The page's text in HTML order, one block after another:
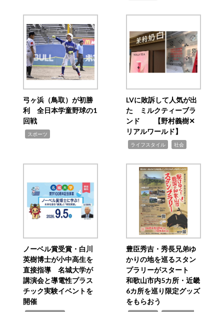
弓ヶ浜（鳥取）が初勝
利 全日本学童野球の1
回戦
スポーツ
LVに敗訴して人気が出
た ミルクティーブラ
ンド 【野村義樹✕
リアルワールド】
ライフスタイル 社会
ノーベル賞受賞・白川
英樹博士が小中高生を
直接指導 名城大学が
講演会と導電性プラス
チック実験イベントを
開催
豊臣秀吉・秀長兄弟ゆ
かりの地を巡るスタン
プラリーがスタート
和歌山市内5カ所・近畿
6カ所を巡り限定グッズ
をもらおう